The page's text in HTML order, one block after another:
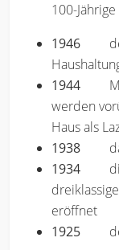
100-
1946
1944
werden
Haus als
1938
1934
eröffnet
1925